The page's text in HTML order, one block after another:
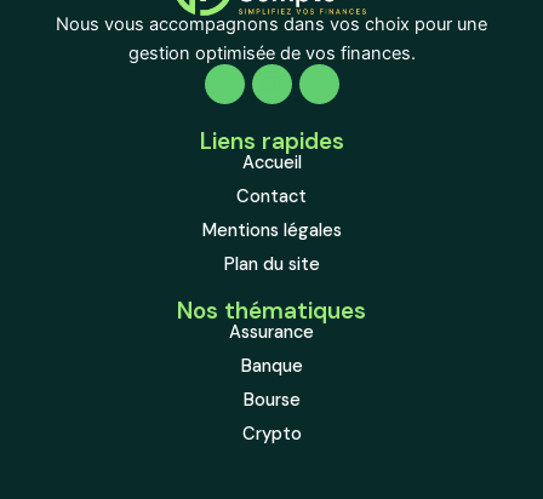
Nous vous accompagnons dans vos choix pour une
gestion optimisée de vos finances.
Liens rapides
Accueil
Contact
Mentions légales
Plan du site
Nos thématiques
Assurance
Banque
Bourse
Crypto